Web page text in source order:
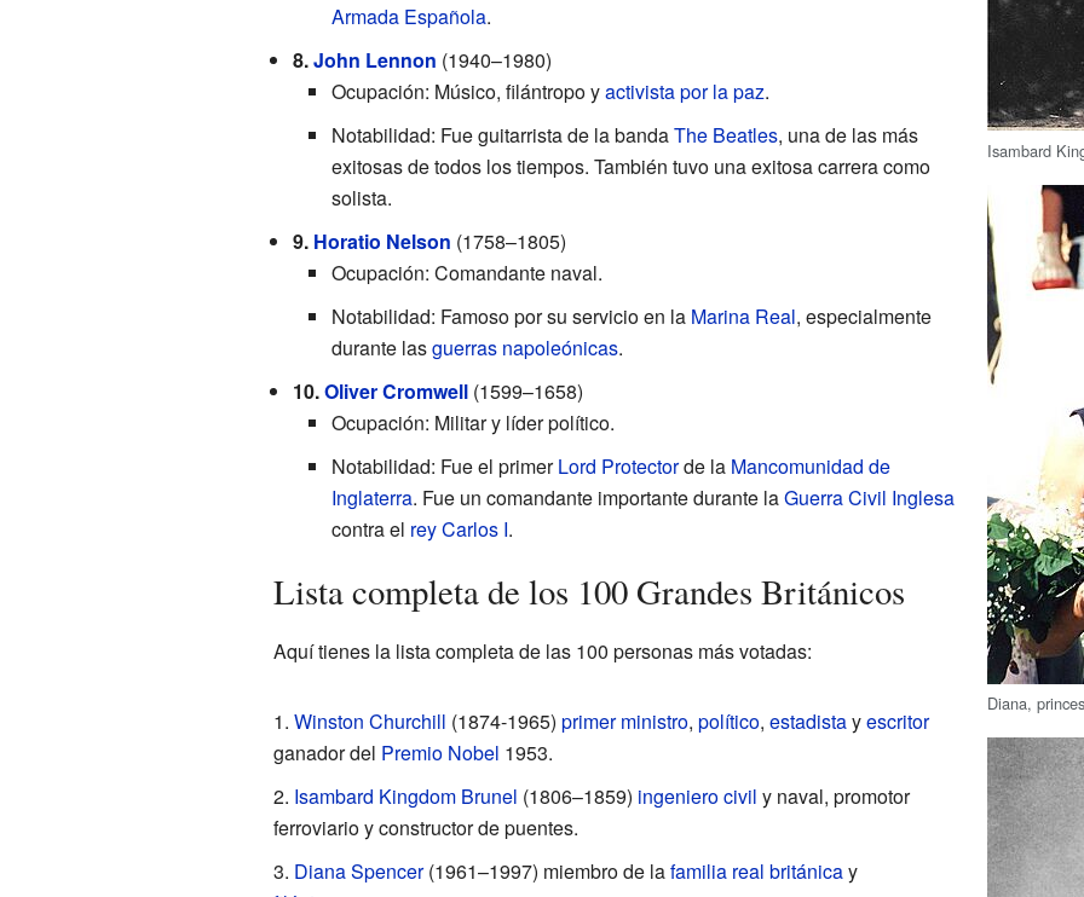
Isambard
Diana,
Armada Española.
8.John Lennon (1940–1980)
Ocupación: Músico, filántropo yactivista por la paz.
Notabilidad: Fue guitarrista de la bandaThe Beatles, una de las más
exitosas de todos los tiempos. También tuvo una exitosa carrera como
solista.
9. Horatio Nelson (1758–1805)
Ocupación: Comandante naval.
Notabilidad: Famoso por su servicio en la Marina Real, especialmente
durante lasguerras napoleónicas.
10.Oliver Cromwell(1599–1658)
Ocupación: Militar y líder político.
Notabilidad: Fue el primerLord Protectorde la Mancomunidad de
Inglaterra. Fue un comandante importante durante laGuerra Civil Inglesa
contra el rey Carlos I.
Lista completa de los 100 Grandes Británicos
Aquí tienes la lista completa de las 100 personas más votadas:
Winston Churchill (1874-1965) primer ministro, político, estadistayescritor
ganador del Premio Nobel 1953.
Isambard Kingdom Brunel (1806–1859) ingeniero civil y naval, promotor
ferroviario y constructor de puentes.
Diana Spencer(1961–1997) miembro de lafamilia real británicay